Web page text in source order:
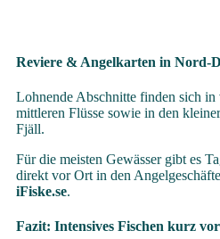
Reviere & Angelkarten in Nord-
Lohnende Abschnitte finden sich in
mittleren Flüsse sowie in den
Fjäll.
Für die meisten Gewässer gibt es
direkt vor Ort in den
iFiske.se.
Fazit: Intensives Fischen kurz